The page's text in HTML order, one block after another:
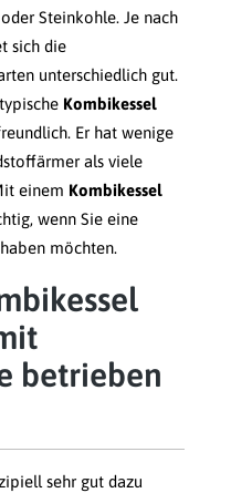
Steinkohle. Je nach
sich die
unterschiedlich gut.
Kombikessel
Er hat wenige
als viele
einem Kombikessel
wenn Sie eine
möchten.
betrieben
sehr gut dazu